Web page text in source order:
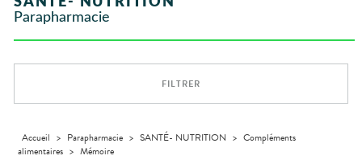
Orthopédie
pharmacie
Compléments
médicaux
CHEVEUX
UTILES
DE GARDE
VIDÉOS DE
DISPOSITIFS
APPLICATION
SCAN
D’ORDONNANCE
Parapharmacie
FILTRER
Accueil > Parapharmacie > SANTÉ- NUTRITION > Compléments
alimentaires > Mémoire